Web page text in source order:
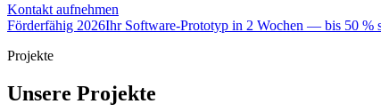
Kontakt aufnehmen
Förderfähig 2026Ihr Software-Prototyp in 2 Wochen — bis 50 %
Projekte
Unsere Projekte